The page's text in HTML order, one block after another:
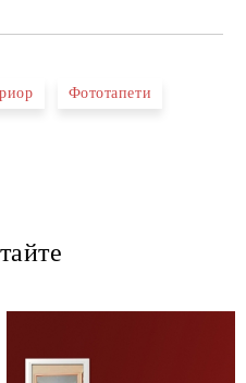
на работния ден.
Фототапети